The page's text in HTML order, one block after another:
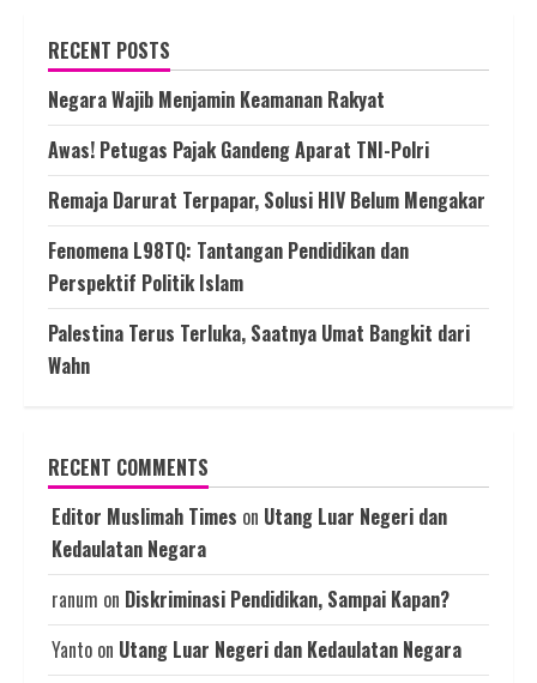
RECENT POSTS
Negara Wajib Menjamin Keamanan Rakyat
Awas! Petugas Pajak Gandeng Aparat TNI-Polri
Remaja Darurat Terpapar, Solusi HIV Belum Mengakar
Fenomena L98TQ: Tantangan Pendidikan dan
Perspektif Politik Islam
Palestina Terus Terluka, Saatnya Umat Bangkit dari
Wahn
RECENT COMMENTS
Editor Muslimah Times on Utang Luar Negeri dan
Kedaulatan Negara
ranum on Diskriminasi Pendidikan, Sampai Kapan?
Yanto on Utang Luar Negeri dan Kedaulatan Negara